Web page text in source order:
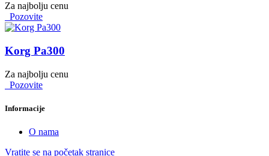
Za najbolju cenu
Pozovite
Korg Pa300
Za najbolju cenu
Pozovite
Informacije
O nama
Vratite se na početak stranice